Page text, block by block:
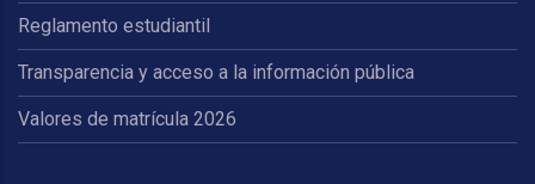
Reglamento estudiantil
Transparencia y acceso a la información pública
Valores de matrícula 2026